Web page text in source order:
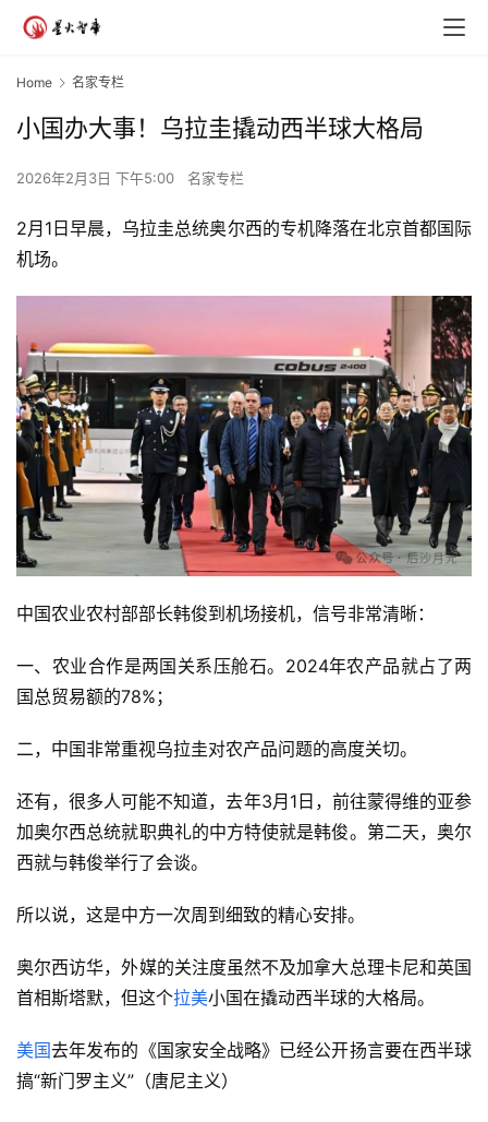
Home 名家专栏
小国办大事！乌拉圭撬动西半球大格局
2026年2月3日 下午5:00 名家专栏
2月1日早晨，乌拉圭总统奥尔西的专机降落在北京首都国际
机场。
中国农业农村部部长韩俊到机场接机，信号非常清晰：
一、农业合作是两国关系压舱石。2024年农产品就占了两
国总贸易额的78%；
二，中国非常重视乌拉圭对农产品问题的高度关切。
还有，很多人可能不知道，去年3月1日，前往蒙得维的亚参
加奥尔西总统就职典礼的中方特使就是韩俊。第二天，奥尔
西就与韩俊举行了会谈。
所以说，这是中方一次周到细致的精心安排。
奥尔西访华，外媒的关注度虽然不及加拿大总理卡尼和英国
首相斯塔默，但这个拉美小国在撬动西半球的大格局。
美国去年发布的《国家安全战略》已经公开扬言要在西半球
搞“新门罗主义”（唐尼主义）